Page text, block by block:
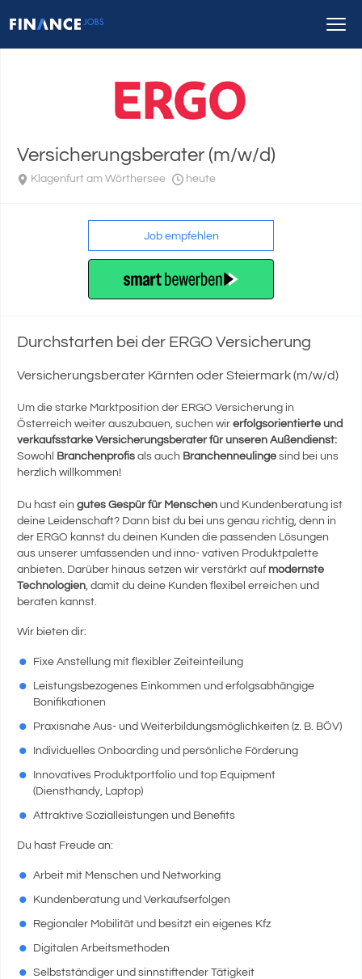
Versicherungsberater (m/w/d)
Klagenfurt am Wörthersee heute
Job empfehlen
Durchstarten bei der ERGO Versicherung
Versicherungsberater Kärnten oder Steiermark (m/w/d)
Um die starke Marktposition der ERGO Versicherung in
Österreich weiter auszubauen, suchen wir erfolgsorientierte und
verkaufsstarke Versicherungsberater für unseren Außendienst:
Sowohl
Branchenprofis als auch Branchenneulinge sind bei uns
herzlich willkommen!
Du hast ein gutes Gespür für Menschen und Kundenberatung ist
deine Leidenschaft? Dann bist du bei uns genau richtig, denn in
der ERGO kannst du deinen Kunden die passenden Lösungen
aus unserer umfassenden und inno- vativen Produktpalette
anbieten. Darüber hinaus setzen wir verstärkt auf modernste
Technologien, damit du deine Kunden flexibel erreichen und
beraten kannst.
Wir bieten dir:
Fixe Anstellung mit flexibler Zeiteinteilung
Leistungsbezogenes Einkommen und erfolgsabhängige
Bonifikationen
Praxisnahe Aus- und Weiterbildungsmöglichkeiten (z. B. BÖV)
Individuelles Onboarding und persönliche Förderung
Innovatives Produktportfolio und top Equipment
(Diensthandy, Laptop)
Attraktive Sozialleistungen und Benefits
Du hast Freude an:
Arbeit mit Menschen und Networking
Kundenberatung und Verkaufserfolgen
Regionaler Mobilität und besitzt ein eigenes Kfz
Digitalen Arbeitsmethoden
Selbstständiger und sinnstiftender Tätigkeit